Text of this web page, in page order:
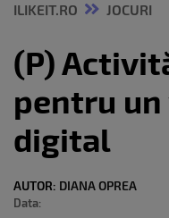
ILIKEIT.RO JOCURI
(P)
pentru un
digital
AUTOR: DIANA OPREA
Data: